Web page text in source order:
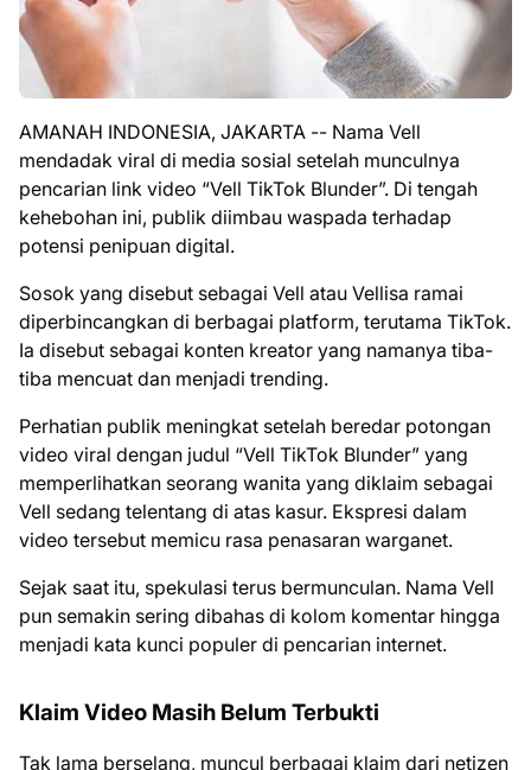
AMANAH INDONESIA, JAKARTA -- Nama Vell
mendadak viral di media sosial setelah munculnya
pencarian link video “Vell TikTok Blunder”. Di tengah
kehebohan ini, publik diimbau waspada terhadap
potensi penipuan digital.
Sosok yang disebut sebagai Vell atau Vellisa ramai
diperbincangkan di berbagai platform, terutama TikTok.
Ia disebut sebagai konten kreator yang namanya tiba-
tiba mencuat dan menjadi trending.
Perhatian publik meningkat setelah beredar potongan
video viral dengan judul “Vell TikTok Blunder” yang
memperlihatkan seorang wanita yang diklaim sebagai
Vell sedang telentang di atas kasur. Ekspresi dalam
video tersebut memicu rasa penasaran warganet.
Sejak saat itu, spekulasi terus bermunculan. Nama Vell
pun semakin sering dibahas di kolom komentar hingga
menjadi kata kunci populer di pencarian internet.
Klaim Video Masih Belum Terbukti
Tak lama berselang, muncul berbagai klaim dari netizen